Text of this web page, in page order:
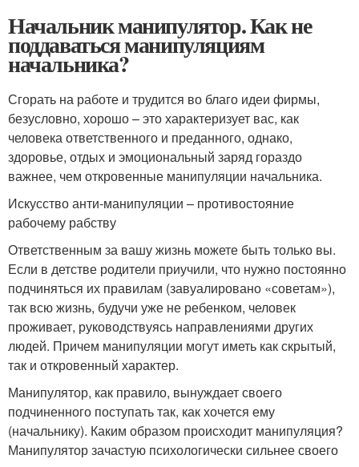
Начальник манипулятор. Как не
поддаваться манипуляциям
начальника?
Сгорать на работе и трудится во благо идеи фирмы,
безусловно, хорошо – это характеризует вас, как
человека ответственного и преданного, однако,
здоровье, отдых и эмоциональный заряд гораздо
важнее, чем откровенные манипуляции начальника.
Искусство анти-манипуляции – противостояние
рабочему рабству
Ответственным за вашу жизнь можете быть только вы.
Если в детстве родители приучили, что нужно постоянно
подчиняться их правилам (завуалировано «советам»),
так всю жизнь, будучи уже не ребенком, человек
проживает, руководствуясь направлениями других
людей. Причем манипуляции могут иметь как скрытый,
так и откровенный характер.
Манипулятор, как правило, вынуждает своего
подчиненного поступать так, как хочется ему
(начальнику). Каким образом происходит манипуляция?
Манипулятор зачастую психологически сильнее своего